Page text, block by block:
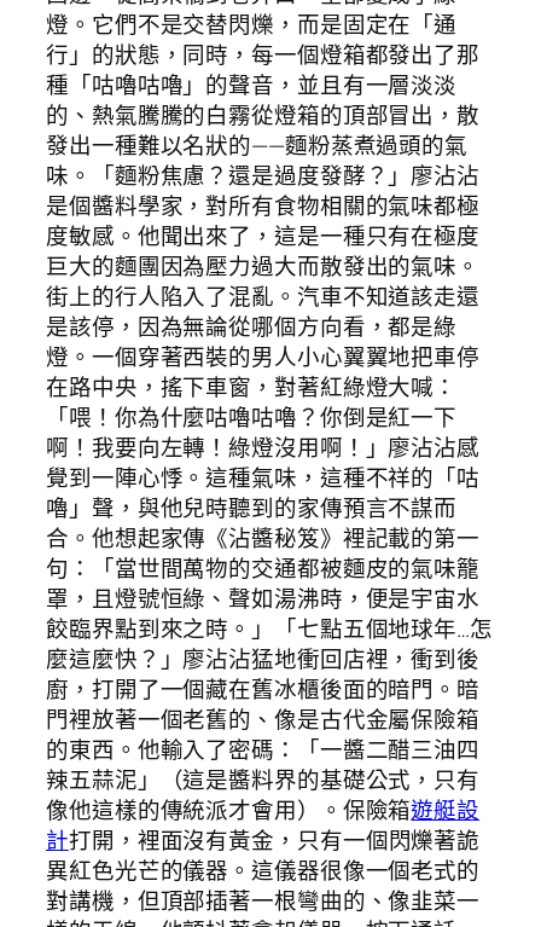
燈。它們不是交替閃爍，而是固定在「通
行」的狀態，同時，每一個燈箱都發出了那
種「咕嚕咕嚕」的聲音，並且有一層淡淡
的、熱氣騰騰的白霧從燈箱的頂部冒出，散
發出一種難以名狀的——麵粉蒸煮過頭的氣
味。「麵粉焦慮？還是過度發酵？」廖沾沾
是個醬料學家，對所有食物相關的氣味都極
度敏感。他聞出來了，這是一種只有在極度
巨大的麵團因為壓力過大而散發出的氣味。
街上的行人陷入了混亂。汽車不知道該走還
是該停，因為無論從哪個方向看，都是綠
燈。一個穿著西裝的男人小心翼翼地把車停
在路中央，搖下車窗，對著紅綠燈大喊：
「喂！你為什麼咕嚕咕嚕？你倒是紅一下
啊！我要向左轉！綠燈沒用啊！」廖沾沾感
覺到一陣心悸。這種氣味，這種不祥的「咕
嚕」聲，與他兒時聽到的家傳預言不謀而
合。他想起家傳《沾醬秘笈》裡記載的第一
句：「當世間萬物的交通都被麵皮的氣味籠
罩，且燈號恒綠、聲如湯沸時，便是宇宙水
餃臨界點到來之時。」「七點五個地球年…怎
麼這麼快？」廖沾沾猛地衝回店裡，衝到後
廚，打開了一個藏在舊冰櫃後面的暗門。暗
門裡放著一個老舊的、像是古代金屬保險箱
的東西。他輸入了密碼：「一醬二醋三油四
辣五蒜泥」（這是醬料界的基礎公式，只有
像他這樣的傳統派才會用）。保險箱遊艇設
計打開，裡面沒有黃金，只有一個閃爍著詭
異紅色光芒的儀器。這儀器很像一個老式的
對講機，但頂部插著一根彎曲的、像韭菜一